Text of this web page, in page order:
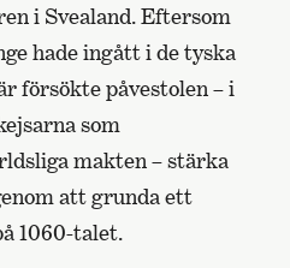
i Svealand. Eftersom
hade ingått i de tyska
försökte påvestolen – i
som
makten – stärka
att grunda ett
1060-talet.